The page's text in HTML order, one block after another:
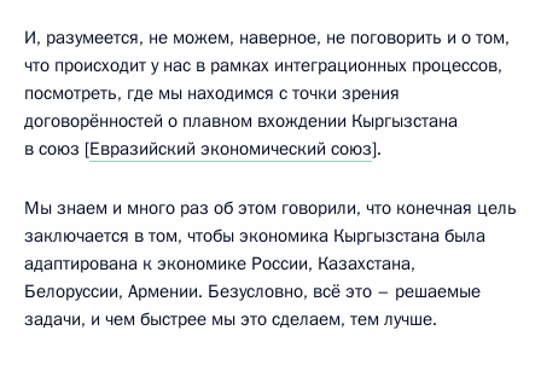
И, разумеется, не можем, наверное, не поговорить и о том,
что происходит у нас в рамках интеграционных процессов,
посмотреть, где мы находимся с точки зрения
договорённостей о плавном вхождении Кыргызстана
в союз [Евразийский экономический союз].
Мы знаем и много раз об этом говорили, что конечная цель
заключается в том, чтобы экономика Кыргызстана была
адаптирована к экономике России, Казахстана,
Белоруссии, Армении. Безусловно, всё это – решаемые
задачи, и чем быстрее мы это сделаем, тем лучше.